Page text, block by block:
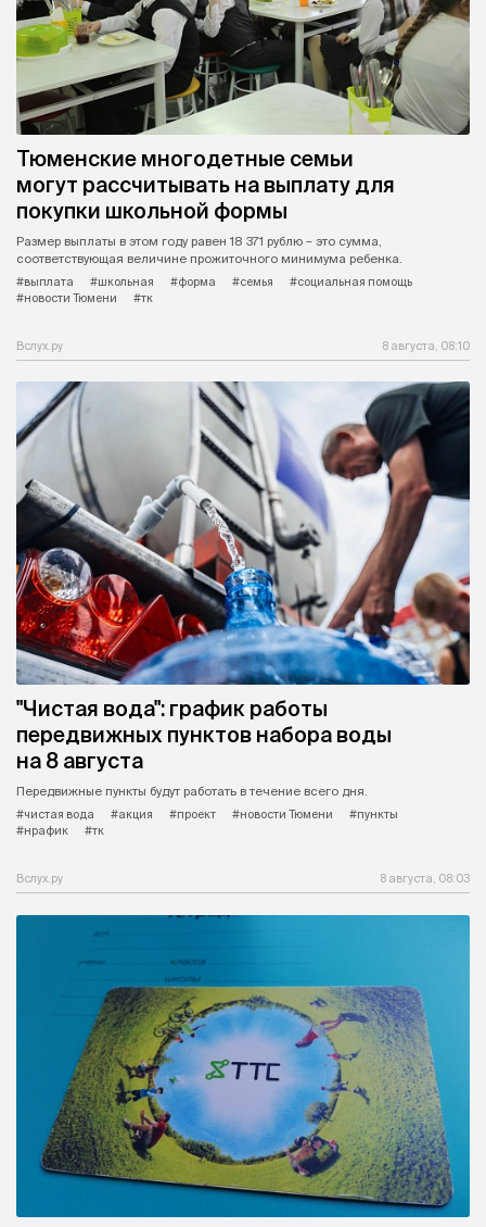
Тюменские многодетные семьи
могут рассчитывать на выплату для
покупки школьной формы
Размер выплаты в этом году равен 18 371 рублю – это сумма,
соответствующая величине прожиточного минимума ребенка.
#выплата
#школьная #форма #семья
#социальная помощь
#новости Тюмени
#тк
Вслух.ру 8 августа, 08:10
"Чистая вода": график работы
передвижных пунктов набора воды
на 8 августа
Передвижные пункты будут работать в течение всего дня.
#чистая вода
#акция #проект #новости Тюмени
#пункты
#нрафик
#тк
Вслух.ру 8 августа, 08:03